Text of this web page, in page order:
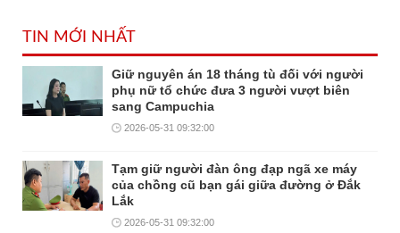
TIN MỚI NHẤT
Giữ nguyên án 18 tháng tù đối với người
phụ nữ tổ chức đưa 3 người vượt biên
sang Campuchia
2026-05-31 09:32:00
Tạm giữ người đàn ông đạp ngã xe máy
của chồng cũ bạn gái giữa đường ở Đắk
Lắk
2026-05-31 09:32:00